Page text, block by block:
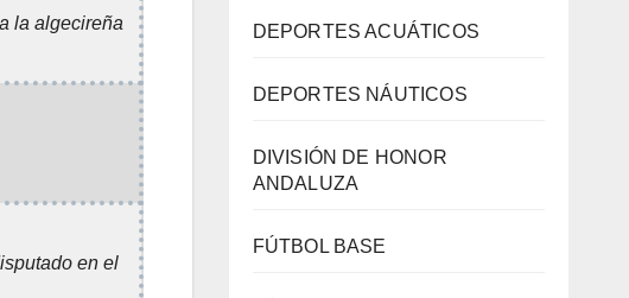
la algecireña
en el
DEPORTES ACUÁTICOS
DEPORTES NÁUTICOS
DIVISIÓN DE HONOR
ANDALUZA
FÚTBOL BASE